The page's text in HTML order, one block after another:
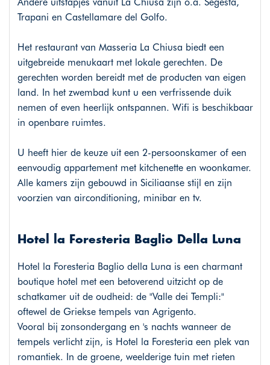
Trapani en Castellamare del Golfo.
Het restaurant van Masseria La Chiusa biedt een
uitgebreide menukaart met lokale gerechten. De
gerechten worden bereidt met de producten van eigen
land. In het zwembad kunt u een verfrissende duik
nemen of even heerlijk ontspannen. Wifi is beschikbaar
in openbare ruimtes.
U heeft hier de keuze uit een 2-persoonskamer of een
eenvoudig appartement met kitchenette en woonkamer.
Alle kamers zijn gebouwd in Siciliaanse stijl en zijn
voorzien van airconditioning, minibar en tv.
Hotel la Foresteria Baglio Della Luna
Hotel la Foresteria Baglio della Luna is een charmant
boutique hotel met een betoverend uitzicht op de
schatkamer uit de oudheid: de "Valle dei Templi:"
oftewel de Griekse tempels van Agrigento.
Vooral bij zonsondergang en 's nachts wanneer de
tempels verlicht zijn, is Hotel la Foresteria een plek van
romantiek. In de groene, weelderige tuin met rieten